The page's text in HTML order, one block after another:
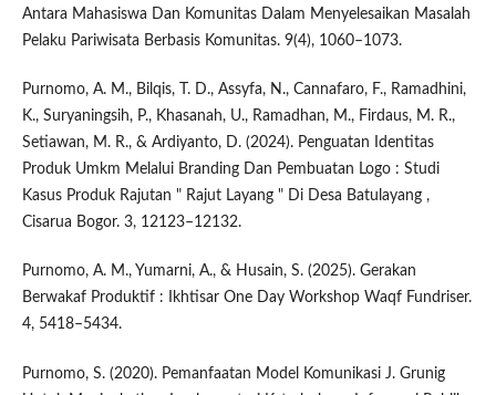
Antara Mahasiswa Dan Komunitas Dalam Menyelesaikan Masalah
Pelaku Pariwisata Berbasis Komunitas. 9(4), 1060–1073.
Purnomo, A. M., Bilqis, T. D., Assyfa, N., Cannafaro, F., Ramadhini,
K., Suryaningsih, P., Khasanah, U., Ramadhan, M., Firdaus, M. R.,
Setiawan, M. R., & Ardiyanto, D. (2024). Penguatan Identitas
Produk Umkm Melalui Branding Dan Pembuatan Logo : Studi
Kasus Produk Rajutan " Rajut Layang " Di Desa Batulayang ,
Cisarua Bogor. 3, 12123–12132.
Purnomo, A. M., Yumarni, A., & Husain, S. (2025). Gerakan
Berwakaf Produktif : Ikhtisar One Day Workshop Waqf Fundriser.
4, 5418–5434.
Purnomo, S. (2020). Pemanfaatan Model Komunikasi J. Grunig